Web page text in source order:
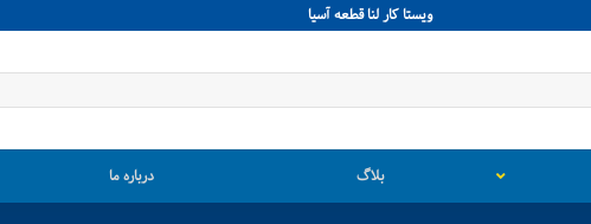
ويستا كار لنا قطعه آسيا
بلاگ درباره ما